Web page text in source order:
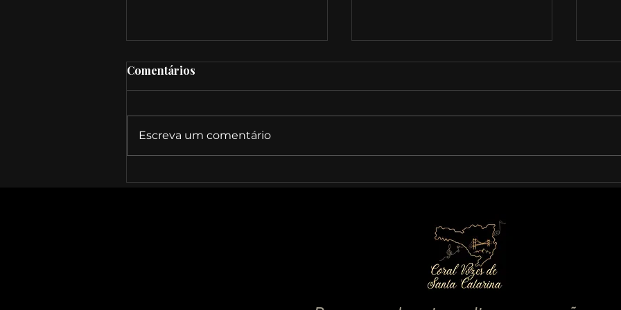
Música que Cura
Comentários
Escreva um comentário